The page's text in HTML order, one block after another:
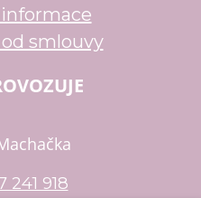
smlouvy
241 918